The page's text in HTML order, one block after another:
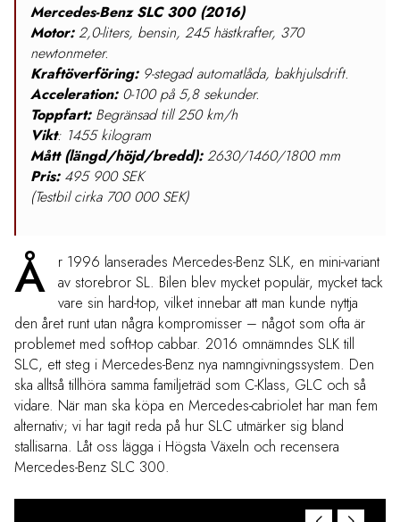
Mercedes-Benz SLC 300 (2016)
Motor:2,0-liters, bensin, 245 hästkrafter, 370
newtonmeter.
Kraftöverföring: 9-stegad automatlåda, bakhjulsdrift.
Acceleration: 0-100 på 5,8 sekunder.
Toppfart:Begränsad till 250 km/h
Vikt: 1455 kilogram
Mått (längd/höjd/bredd):2630/1460/1800 mm
Pris: 495 900 SEK
(Testbil cirka 700 000 SEK)
Å
r 1996 lanserades Mercedes-Benz SLK, en mini-variant
av storebror SL. Bilen blev mycket populär, mycket tack
vare sin hard-top, vilket innebar att man kunde nyttja
den året runt utan några kompromisser – något som ofta är
problemet med soft-top cabbar. 2016 omnämndes SLK till
SLC, ett steg i Mercedes-Benz nya namngivningssystem. Den
ska alltså tillhöra samma familjeträd som C-Klass, GLC och så
vidare. När man ska köpa en Mercedes-cabriolet har man fem
alternativ; vi har tagit reda på hur SLC utmärker sig bland
stallisarna. Låt oss lägga i Högsta Växeln och recensera
Mercedes-Benz SLC 300.